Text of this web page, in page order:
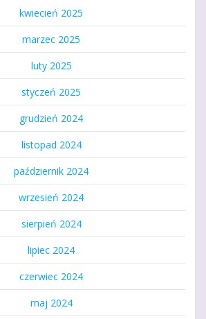
kwiecień 2025
marzec 2025
luty 2025
styczeń 2025
grudzień 2024
listopad 2024
październik 2024
wrzesień 2024
sierpień 2024
lipiec 2024
czerwiec 2024
maj 2024